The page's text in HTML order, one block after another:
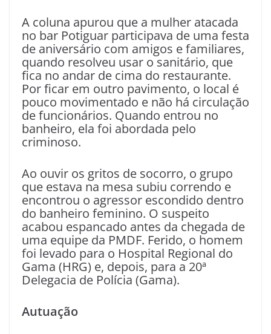
A coluna apurou que a mulher atacada
no bar Potiguar participava de uma festa
de aniversário com amigos e familiares,
quando resolveu usar o sanitário, que
fica no andar de cima do restaurante.
Por ficar em outro pavimento, o local é
pouco movimentado e não há circulação
de funcionários. Quando entrou no
banheiro, ela foi abordada pelo
criminoso.
Ao ouvir os gritos de socorro, o grupo
que estava na mesa subiu correndo e
encontrou o agressor escondido dentro
do banheiro feminino. O suspeito
acabou espancado antes da chegada de
uma equipe da PMDF. Ferido, o homem
foi levado para o Hospital Regional do
Gama (HRG) e, depois, para a 20ª
Delegacia de Polícia (Gama).
Autuação